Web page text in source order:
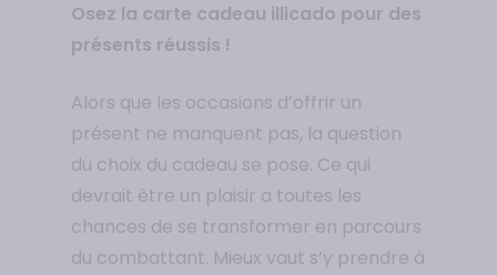
Osez la carte cadeau illicado pour des
présents réussis !
Alors que les occasions d’offrir un
présent ne manquent pas, la question
du choix du cadeau se pose. Ce qui
devrait être un plaisir a toutes les
chances de se transformer en parcours
du combattant. Mieux vaut s’y prendre à